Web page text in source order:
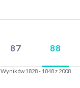
87 88
Wyników 1828 - 1848 z 2008